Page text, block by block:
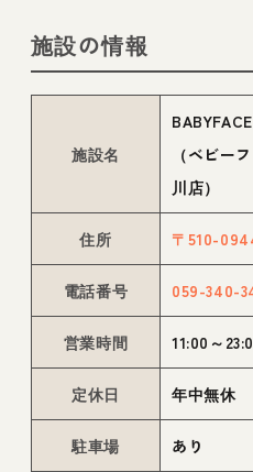
施設の情報
施設名
（ベビー
川店）
住所 〒510-
電話番号 059-340-
営業時間 11:00～
定休日 年中無休
駐車場 あり